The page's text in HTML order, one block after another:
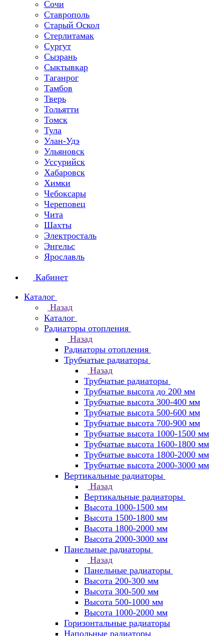
Сочи
Ставрополь
Старый Оскол
Стерлитамак
Сургут
Сызрань
Сыктывкар
Таганрог
Тамбов
Тверь
Тольятти
Томск
Тула
Улан-Удэ
Ульяновск
Уссурийск
Хабаровск
Химки
Чебоксары
Череповец
Чита
Шахты
Электросталь
Энгельс
Ярославль
Кабинет
Каталог
Назад
Каталог
Радиаторы отопления
Назад
Радиаторы отопления
Трубчатые радиаторы
Назад
Трубчатые радиаторы
Трубчатые высота до 200 мм
Трубчатые высота 300-400 мм
Трубчатые высота 500-600 мм
Трубчатые высота 700-900 мм
Трубчатые высота 1000-1500 мм
Трубчатые высота 1600-1800 мм
Трубчатые высота 1800-2000 мм
Трубчатые высота 2000-3000 мм
Вертикальные радиаторы
Назад
Вертикальные радиаторы
Высота 1000-1500 мм
Высота 1500-1800 мм
Высота 1800-2000 мм
Высота 2000-3000 мм
Панельные радиаторы
Назад
Панельные радиаторы
Высота 200-300 мм
Высота 300-500 мм
Высота 500-1000 мм
Высота 1000-2000 мм
Горизонтальные радиаторы
Напольные радиаторы